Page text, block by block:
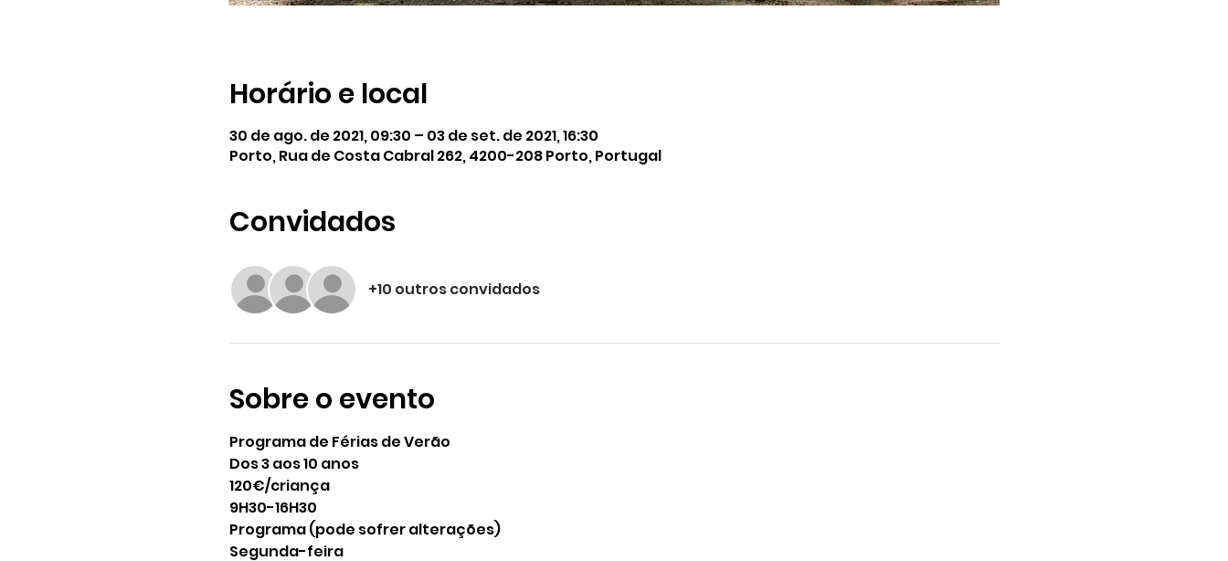
Horário e local
30 de ago. de 2021, 09:30 – 03 de set. de 2021, 16:30
Porto, Rua de Costa Cabral 262, 4200-208 Porto, Portugal
Convidados
+10 outros convidados
Sobre o evento
Programa de Férias de Verão
Dos 3 aos 10 anos
120€/criança
9H30-16H30
Programa (pode sofrer alterações)
Segunda-feira